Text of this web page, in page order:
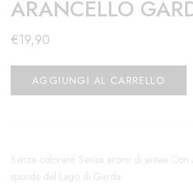
ARANCELLO
€19,90
AGGIUNGI AL CARRELLO
Senza coloranti Senza aromi di sintesi
sponde del Lago di Garda